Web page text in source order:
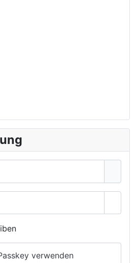
verwenden